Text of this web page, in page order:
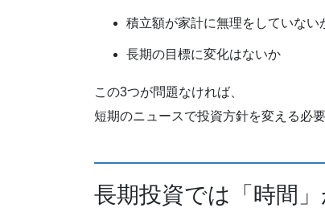
積立額が家計に無理をしていない
長期の目標に変化はないか
この3つが問題なければ、
短期のニュースで投資方針を変える必
長期投資では「時間